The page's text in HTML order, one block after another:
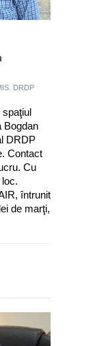
DRDP
spaţiul
Bogdan
DRDP
Contact
Cu
întrunit
de marţi,